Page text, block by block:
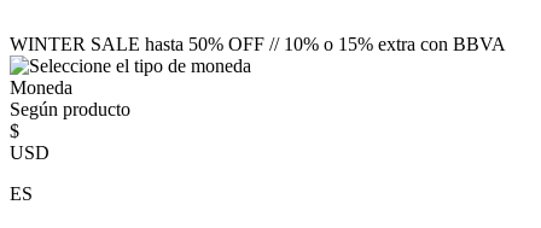
WINTER SALE hasta 50% OFF // 10% o 15% extra con BBVA
Moneda
Según producto
$
USD
ES